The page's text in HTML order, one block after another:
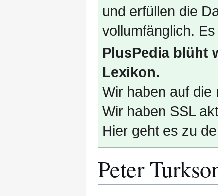
und erfüllen die
vollumfänglich.
PlusPedia blüht
Lexikon.
Wir haben auf die
Wir haben SSL
Hier geht es zu
Peter